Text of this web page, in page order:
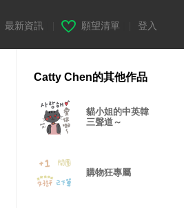
最新資訊 願望清單 登入
Catty Chen的其他作品
貓小姐的中英韓
三聲道～
購物狂專屬